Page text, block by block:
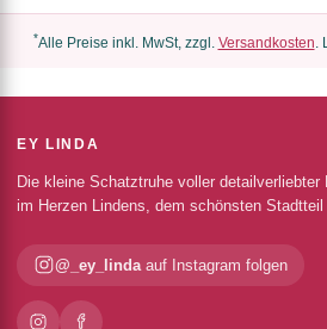
*Alle Preise inkl. MwSt, zzgl. Versandkosten.
EY LINDA
Die kleine Schatztruhe voller
im Herzen Lindens, dem schönsten Stadtteil
@_ey_linda auf Instagram folgen